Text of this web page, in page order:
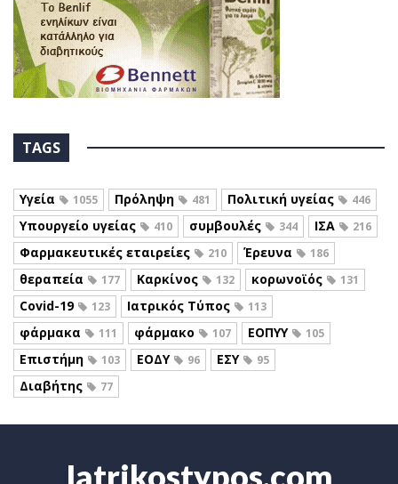
TAGS
Υγεία 1055 Πρόληψη 481 Πολιτική υγείας 446
Υπουργείο υγείας 410 συμβουλές 344 ΙΣΑ 216
Φαρμακευτικές εταιρείες 210 Έρευνα 186
θεραπεία 177 Καρκίνος 132 κορωνοϊός 131
Covid-19 123 Ιατρικός Τύπος 113
φάρμακα 111 φάρμακο 107 ΕΟΠΥΥ 105
Επιστήμη 103 ΕΟΔΥ 96 ΕΣΥ 95
Διαβήτης 77
Iatrikostypos.com